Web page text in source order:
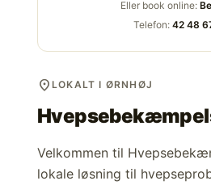
Eller book online:
Telefon: 42 48
location_on LOKALT I ØRNHØJ
Velkommen til
lokale løsning til